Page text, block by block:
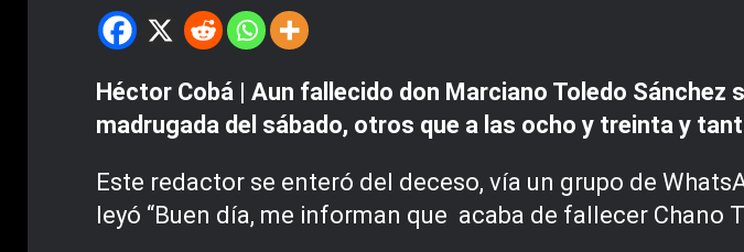
Héctor Cobá | Aun fallecido don Marciano Toledo
madrugada del sábado, otros que a las ocho y treinta y
Este redactor se enteró del deceso, vía un grupo de
leyó “Buen día, me informan que acaba de fallecer Chano